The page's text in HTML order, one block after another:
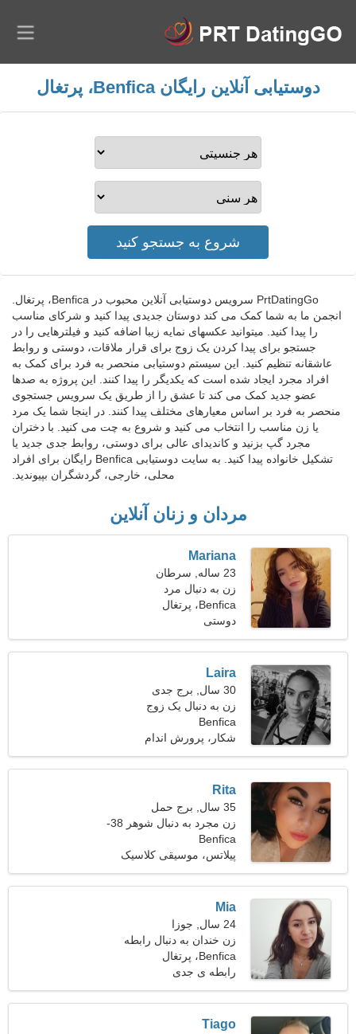
دوستیابی آنلاین رایگان Benfica، پرتغال
PrtDatingGo سرویس دوستیابی آنلاین محبوب در Benfica، پرتغال.
انجمن ما به شما کمک می کند دوستان جدیدی پیدا کنید و شرکای مناسب
را پیدا کنید. میتوانید عکسهای نمایه زیبا اضافه کنید و فیلترهایی را در
جستجو برای پیدا کردن یک زوج برای قرار ملاقات، دوستی و روابط
عاشقانه تنظیم کنید. این سیستم دوستیابی منحصر به فرد برای کمک به
افراد مجرد ایجاد شده است که یکدیگر را پیدا کنند. این پروژه به صدها
عضو جدید کمک می کند تا عشق را از طریق یک سرویس جستجوی
منحصر به فرد بر اساس معیارهای مختلف پیدا کنند. در اینجا شما یک مرد
یا زن مناسب را انتخاب می کنید و شروع به چت می کنید. با دختران
مجرد گپ بزنید و کاندیدای عالی برای دوستی، روابط جدی جدید یا
تشکیل خانواده پیدا کنید. به سایت دوستیابی Benfica رایگان برای افراد
محلی، خارجی، گردشگران بپیوندید.
مردان و زنان آنلاین
Mariana
23 ساله, سرطان
زن به دنبال مرد
Benfica، پرتغال
دوستی
Laira
30 سال, برج جدی
زن به دنبال یک زوج
Benfica
شکار، پرورش اندام
Rita
35 سال, برج حمل
زن مجرد به دنبال شوهر 38-
45
Benfica
پیلاتس، موسیقی کلاسیک
Mia
24 سال, جوزا
زن خندان به دنبال رابطه
Benfica، پرتغال
رابطه ی جدی
Tiago